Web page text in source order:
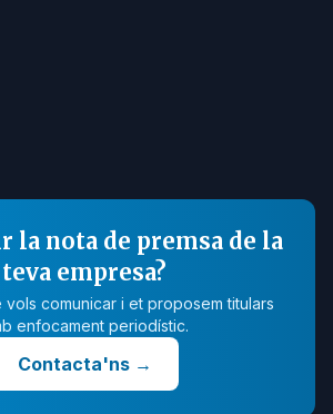
la nota de premsa de la
teva empresa?
comunicar i et proposem titulars
enfocament periodístic.
Contacta'ns→